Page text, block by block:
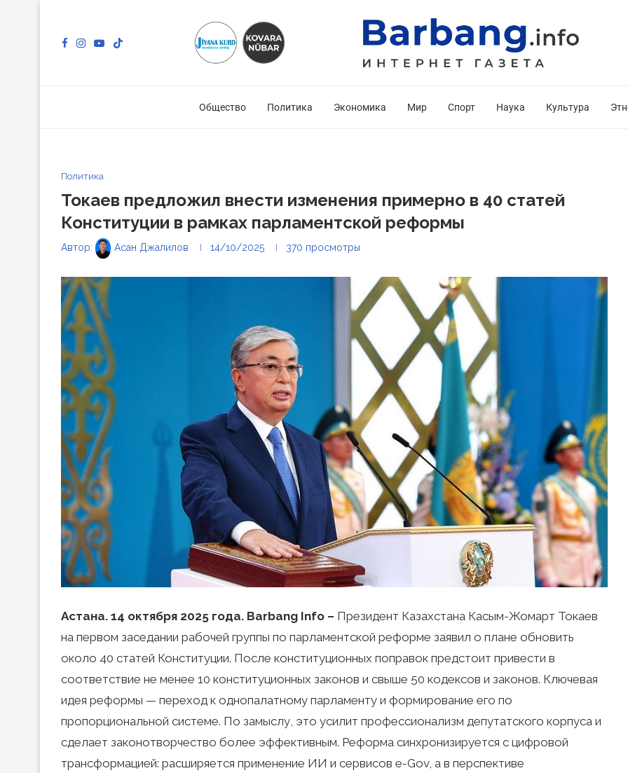
Общество Политика Экономика Мир Спорт Наука Культура
Политика
Токаев предложил внести изменения примерно в 40 статей
Конституции в рамках парламентской реформы
Автор: Асан Джалилов 14/10/2025 370 просмотры
Астана. 14 октября 2025 года. Barbang Info – Президент Казахстана Касым-Жомарт Токаев
на первом заседании рабочей группы по парламентской реформе заявил о плане обновить
около 40 статей Конституции. После конституционных поправок предстоит привести в
соответствие не менее 10 конституционных законов и свыше 50 кодексов и законов. Ключевая
идея реформы — переход к однопалатному парламенту и формирование его по
пропорциональной системе. По замыслу, это усилит профессионализм депутатского корпуса и
сделает законотворчество более эффективным. Реформа синхронизируется с цифровой
трансформацией: расширяется применение ИИ и сервисов e-Gov, а в перспективе